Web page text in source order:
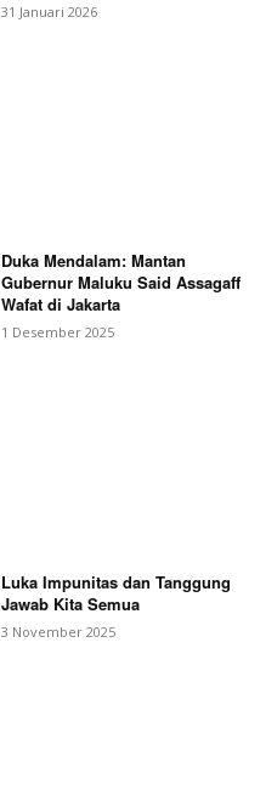
31 Januari 2026
Duka Mendalam: Mantan
Gubernur Maluku Said Assagaff
Wafat di Jakarta
1 Desember 2025
Luka Impunitas dan Tanggung
Jawab Kita Semua
3 November 2025